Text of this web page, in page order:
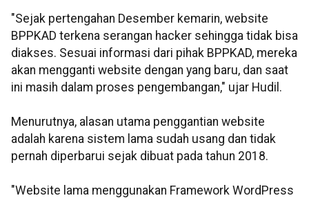
"Sejak pertengahan Desember kemarin, website
BPPKAD terkena serangan hacker sehingga tidak bisa
diakses. Sesuai informasi dari pihak BPPKAD, mereka
akan mengganti website dengan yang baru, dan saat
ini masih dalam proses pengembangan," ujar Hudil.
Menurutnya, alasan utama penggantian website
adalah karena sistem lama sudah usang dan tidak
pernah diperbarui sejak dibuat pada tahun 2018.
"Website lama menggunakan Framework WordPress